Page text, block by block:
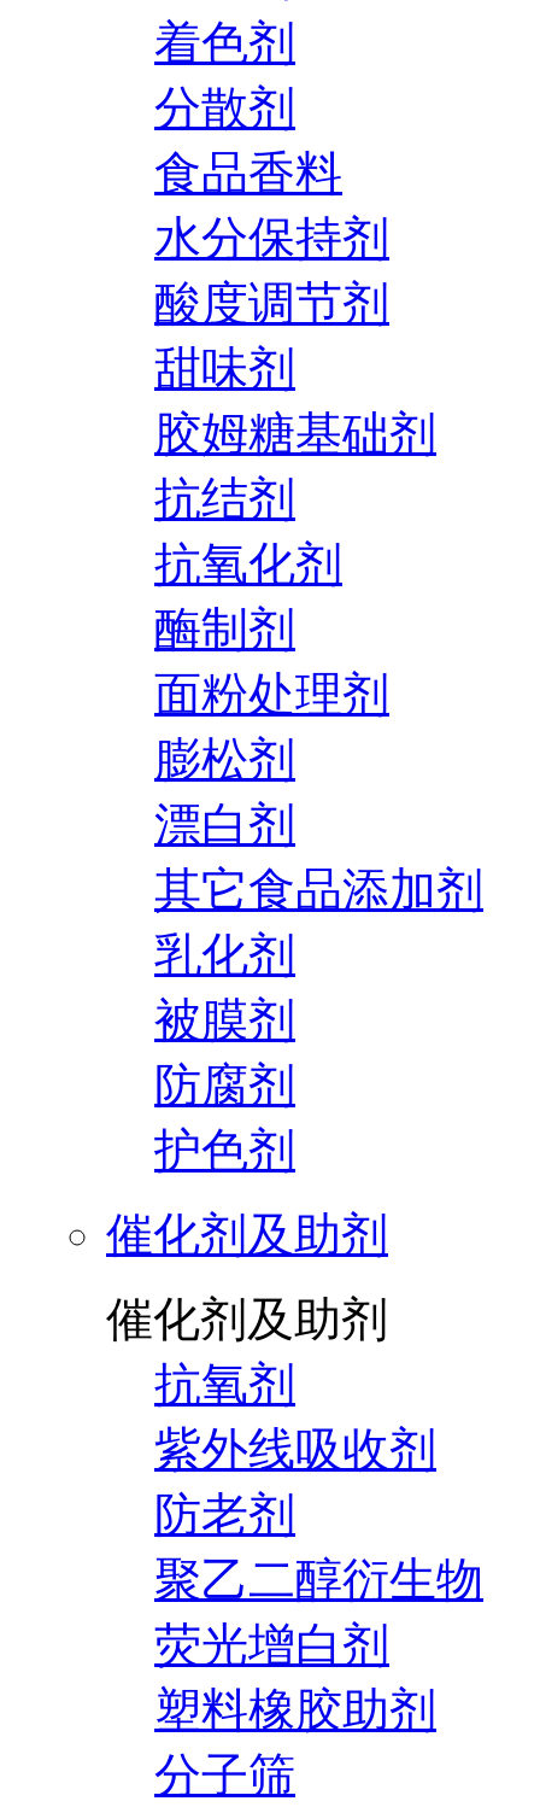
着色剂
分散剂
食品香料
水分保持剂
酸度调节剂
甜味剂
胶姆糖基础剂
抗结剂
抗氧化剂
酶制剂
面粉处理剂
膨松剂
漂白剂
其它食品添加剂
乳化剂
被膜剂
防腐剂
护色剂
催化剂及助剂
催化剂及助剂
抗氧剂
紫外线吸收剂
防老剂
聚乙二醇衍生物
荧光增白剂
塑料橡胶助剂
分子筛